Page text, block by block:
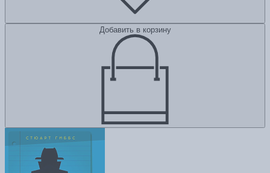
Добавить в корзину